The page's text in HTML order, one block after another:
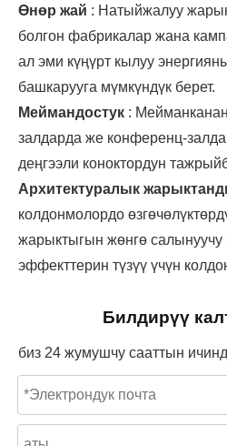
Өнөр жай : Натыйжалуу
болгон фабрикалар жана
ал эми күңүрт кылуу
башкарууга мүмкүндүк берет.
Меймандостук :
залдарда же конференц-
деңгээли коноктордун
Архитектуралык
колдонмолордо
жарыктыгын жөнгө салынуучу
эффекттерин түзүү үчүн
Билдирүү
биз 24 жумушчу сааттын